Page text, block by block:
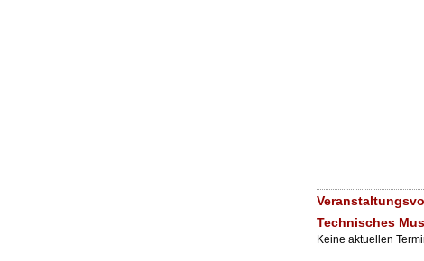
Technisches
Keine aktuellen